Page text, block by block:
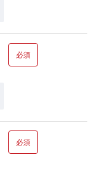
必須
必須
万円